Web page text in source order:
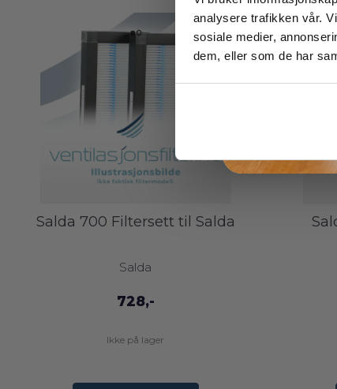
analysere trafikken vår.
sosiale medier,
dem, eller som de har
Salda 700 Filtersett til Salda
Salda
728,-
Ikke på lager